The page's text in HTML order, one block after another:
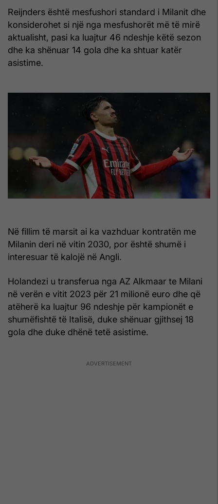
Reijnders është mesfushori standard i Milanit dhe
konsiderohet si një nga mesfushorët më të mirë
aktualisht, pasi ka luajtur 46 ndeshje këtë sezon
dhe ka shënuar 14 gola dhe ka shtuar katër
asistime.
Në fillim të marsit ai ka vazhduar kontratën me
Milanin deri në vitin 2030, por është shumë i
interesuar të kalojë në Angli.
Holandezi u transferua nga AZ Alkmaar te Milani
në verën e vitit 2023 për 21 milionë euro dhe që
atëherë ka luajtur 96 ndeshje për kampionët e
shumëfishtë të Italisë, duke shënuar gjithsej 18
gola dhe duke dhënë tetë asistime.